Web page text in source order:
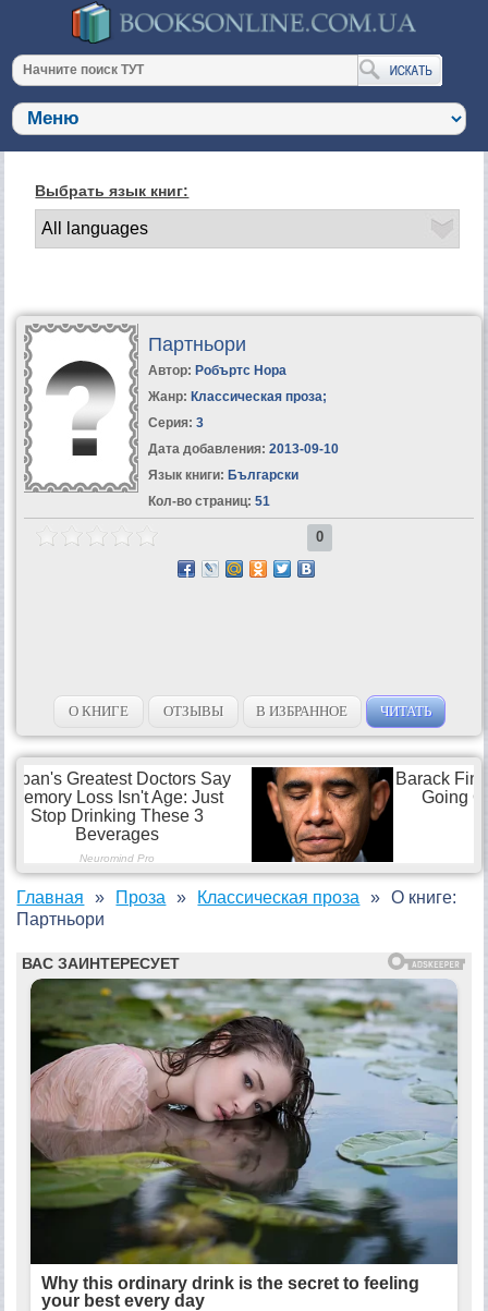
Выбрать язык книг:
Партньори
Автор: Робъртс Нора
Жанр: Классическая проза;
Серия: 3
Дата добавления: 2013-09-10
Язык книги: Български
Кол-во страниц: 51
0
О КНИГЕ ОТЗЫВЫ В ИЗБРАННОЕ ЧИТАТЬ
Главная Проза Классическая проза
О книге:
Партньори